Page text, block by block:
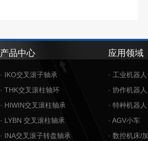
产品中心
· IKO交叉滚子轴承
· THK交叉滚柱轴环
· HIWIN交叉滚柱轴承
· LYBN 交叉滚柱轴承
· INA交叉滚子转盘轴承
应用领域
· 工业机器人
· 协作机器人
· 特种机器人
· AGV小车
· 数控机床/